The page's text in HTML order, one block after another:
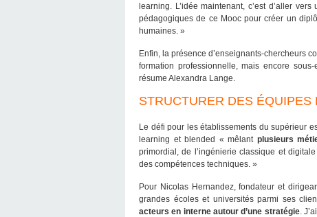
learning. L’idée maintenant, c’est d’aller
pédagogiques de ce Mooc pour créer un
humaines. »
Enfin, la présence d’enseignants-chercheurs
formation professionnelle, mais encore
résume Alexandra Lange.
STRUCTURER DES ÉQUIPES
Le défi pour les établissements du supérieur
learning et blended « mêlant plusieurs
primordial, de l’ingénierie classique et
des compétences techniques. »
Pour Nicolas Hernandez, fondateur et
grandes écoles et universités parmi ses
acteurs en interne autour d’une stratégie.